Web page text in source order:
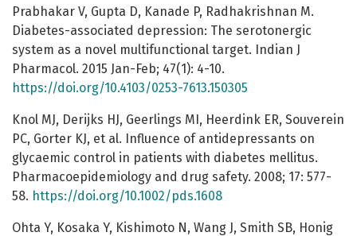
Prabhakar V, Gupta D, Kanade P, Radhakrishnan M.
Diabetes-associated depression: The serotonergic
system as a novel multifunctional target. Indian J
Pharmacol. 2015 Jan-Feb; 47(1): 4-10.
https://doi.org/10.4103/0253-7613.150305
Knol MJ, Derijks HJ, Geerlings MI, Heerdink ER, Souverein
PC, Gorter KJ, et al. Influence of antidepressants on
glycaemic control in patients with diabetes mellitus.
Pharmacoepidemiology and drug safety. 2008; 17: 577-
58. https://doi.org/10.1002/pds.1608
Ohta Y, Kosaka Y, Kishimoto N, Wang J, Smith SB, Honig